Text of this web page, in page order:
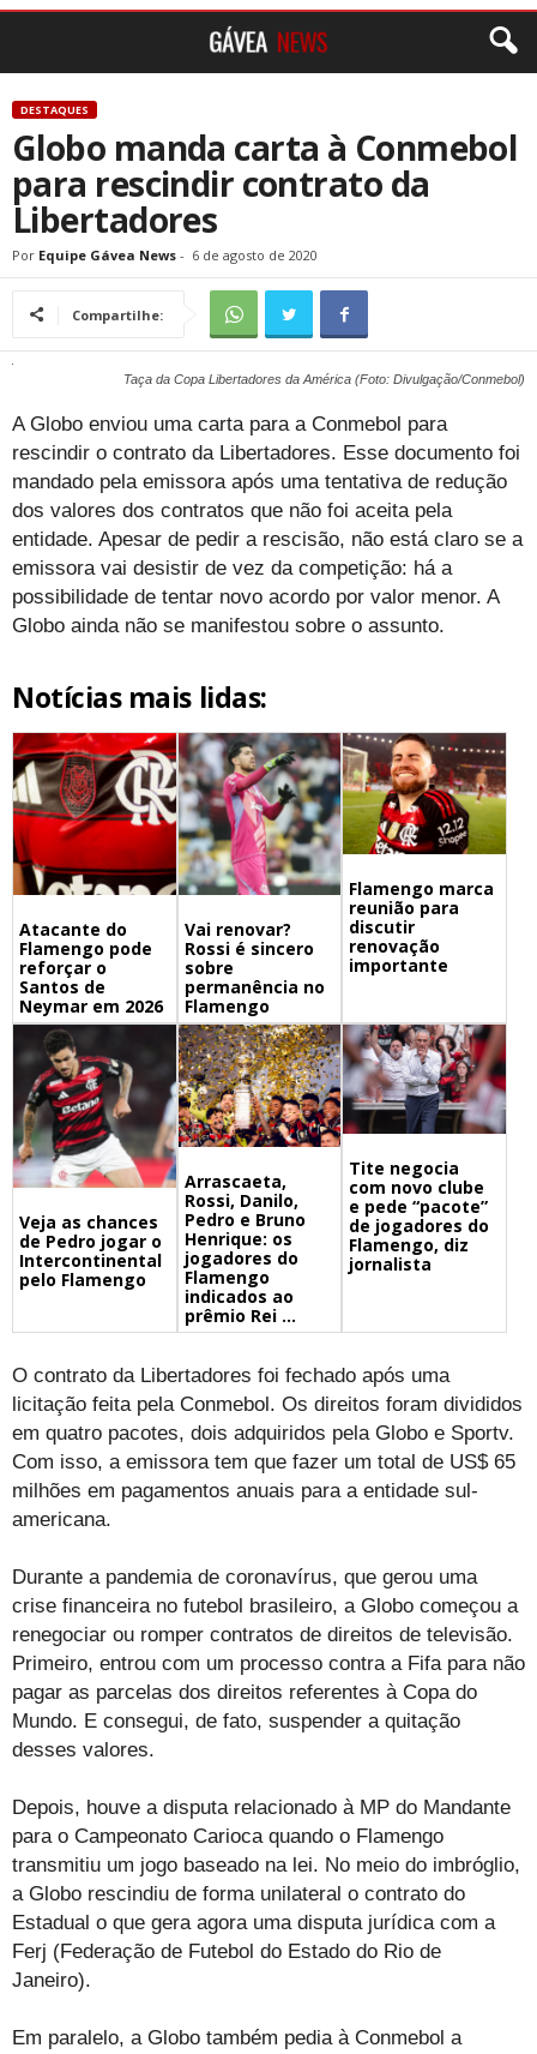
DESTAQUES
Globo manda carta à Conmebol
para rescindir contrato da
Libertadores
Por Equipe Gávea News - 6 de agosto de 2020
Compartilhe:
Taça da Copa Libertadores da América (Foto: Divulgação/Conmebol)
A Globo enviou uma carta para a Conmebol para
rescindir o contrato da Libertadores. Esse documento foi
mandado pela emissora após uma tentativa de redução
dos valores dos contratos que não foi aceita pela
entidade. Apesar de pedir a rescisão, não está claro se a
emissora vai desistir de vez da competição: há a
possibilidade de tentar novo acordo por valor menor. A
Globo ainda não se manifestou sobre o assunto.
Notícias mais lidas:
Atacante do
Flamengo pode
reforçar o
Santos de
Neymar em 2026
Vai renovar?
Rossi é sincero
sobre
permanência no
Flamengo
Flamengo marca
reunião para
discutir
renovação
importante
Veja as chances
de Pedro jogar o
Intercontinental
pelo Flamengo
Arrascaeta,
Rossi, Danilo,
Pedro e Bruno
Henrique: os
jogadores do
Flamengo
indicados ao
prêmio Rei ...
Tite negocia
com novo clube
e pede “pacote”
de jogadores do
Flamengo, diz
jornalista
O contrato da Libertadores foi fechado após uma
licitação feita pela Conmebol. Os direitos foram divididos
em quatro pacotes, dois adquiridos pela Globo e Sportv.
Com isso, a emissora tem que fazer um total de US$ 65
milhões em pagamentos anuais para a entidade sul-
americana.
Durante a pandemia de coronavírus, que gerou uma
crise financeira no futebol brasileiro, a Globo começou a
renegociar ou romper contratos de direitos de televisão.
Primeiro, entrou com um processo contra a Fifa para não
pagar as parcelas dos direitos referentes à Copa do
Mundo. E consegui, de fato, suspender a quitação
desses valores.
Depois, houve a disputa relacionado à MP do Mandante
para o Campeonato Carioca quando o Flamengo
transmitiu um jogo baseado na lei. No meio do imbróglio,
a Globo rescindiu de forma unilateral o contrato do
Estadual o que gera agora uma disputa jurídica com a
Ferj (Federação de Futebol do Estado do Rio de
Janeiro).
Em paralelo, a Globo também pedia à Conmebol a